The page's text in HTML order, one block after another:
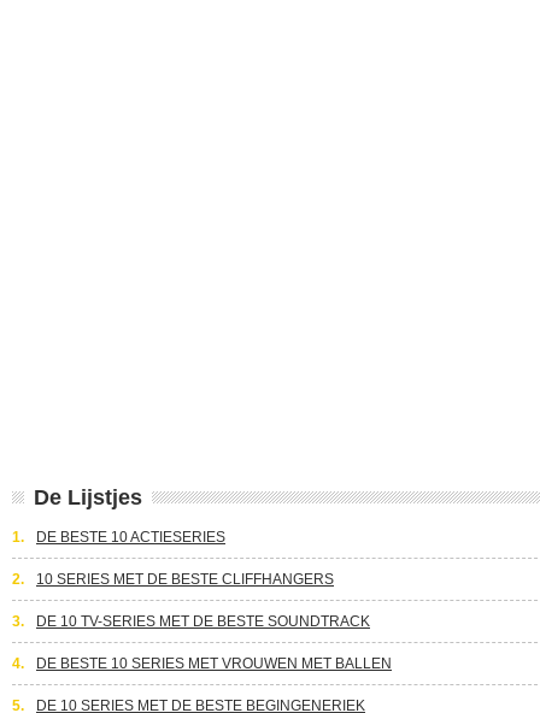
De Lijstjes
1. DE BESTE 10 ACTIESERIES
2. 10 SERIES MET DE BESTE CLIFFHANGERS
3. DE 10 TV-SERIES MET DE BESTE SOUNDTRACK
4. DE BESTE 10 SERIES MET VROUWEN MET BALLEN
5. DE 10 SERIES MET DE BESTE BEGINGENERIEK